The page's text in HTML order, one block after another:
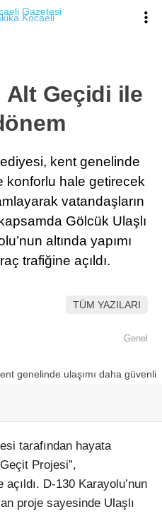
Ana Sayfa
Anasayfa
Gizlilik Politikası
Gizlilik Politikası
Hava Durumu
Puan Durumları
Üye Kayıt
Üye Onay
Yayınlar
Yazarlar
Yazı Düzenle
Alt Geçidi ile
kent genelinde
konforlu hale getirecek
vatandaşların
Gölcük Ulaşlı
altında yapımı
trafiğine açıldı.
TÜM YAZILARI
Genel
tarafından hayata
Projesi”,
D-130 Karayolu’nun
proje sayesinde Ulaşlı